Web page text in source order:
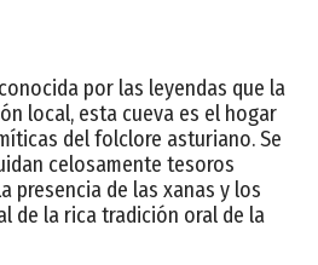
por las leyendas que la
local, esta cueva es el hogar
del folclore asturiano. Se
celosamente tesoros
presencia de las xanas y los
de la rica tradición oral de la